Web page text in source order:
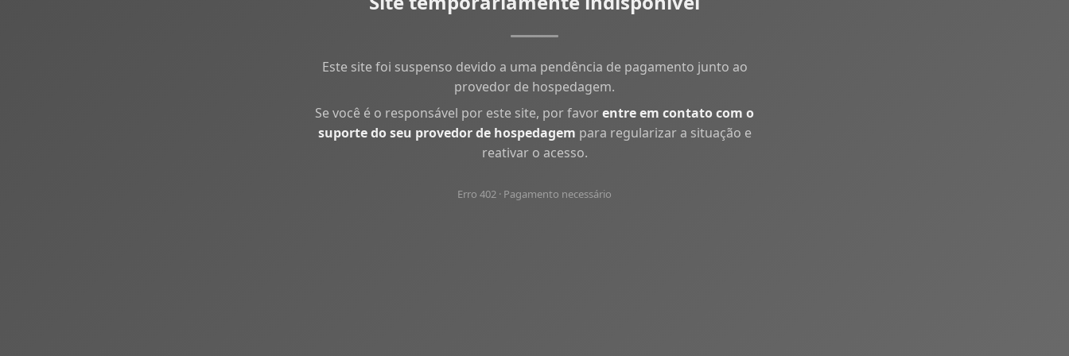
Este site foi suspenso devido a uma pendência de pagamento junto ao
provedor de hospedagem.
Se você é o responsável por este site, por favorentre em contato com o
suporte do seu provedor de hospedagem para regularizar a situação e
reativar o acesso.
Erro 402 · Pagamento necessário